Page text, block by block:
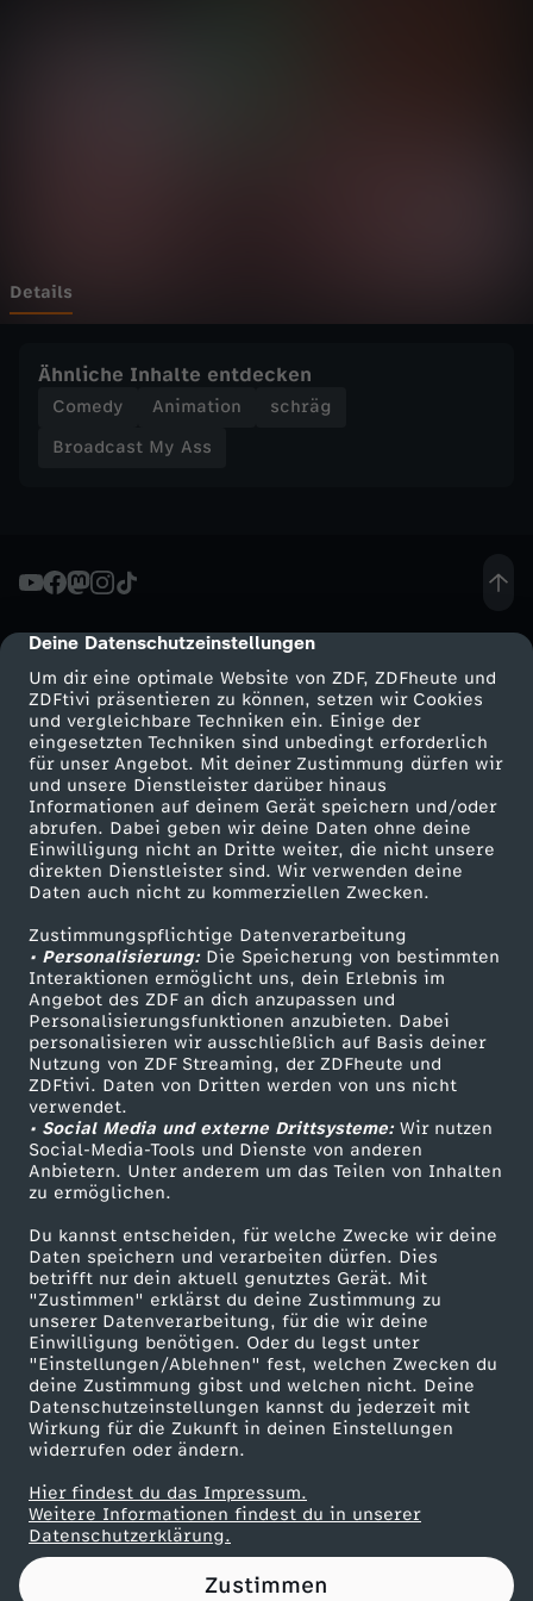
cmp-dialog-description
Deine Datenschutzeinstellungen
Um dir eine optimale Website von ZDF, ZDFheute und
ZDFtivi präsentieren zu können, setzen wir Cookies
und vergleichbare Techniken ein. Einige der
eingesetzten Techniken sind unbedingt erforderlich
für unser Angebot. Mit deiner Zustimmung dürfen wir
und unsere Dienstleister darüber hinaus
Informationen auf deinem Gerät speichern und/oder
abrufen. Dabei geben wir deine Daten ohne deine
Einwilligung nicht an Dritte weiter, die nicht unsere
direkten Dienstleister sind. Wir verwenden deine
Daten auch nicht zu kommerziellen Zwecken.
Zustimmungspflichtige Datenverarbeitung
• Personalisierung:Die Speicherung von bestimmten
Interaktionen ermöglicht uns, dein Erlebnis im
Angebot des ZDF an dich anzupassen und
Personalisierungsfunktionen anzubieten. Dabei
personalisieren wir ausschließlich auf Basis deiner
Nutzung von ZDF Streaming, der ZDFheute und
ZDFtivi. Daten von Dritten werden von uns nicht
verwendet.
• Social Media und externe Drittsysteme:Wir nutzen
Social-Media-Tools und Dienste von anderen
Anbietern. Unter anderem um das Teilen von Inhalten
zu ermöglichen.
Du kannst entscheiden, für welche Zwecke wir deine
Daten speichern und verarbeiten dürfen. Dies
betrifft nur dein aktuell genutztes Gerät. Mit
"Zustimmen" erklärst du deine Zustimmung zu
unserer Datenverarbeitung, für die wir deine
Einwilligung benötigen. Oder du legst unter
"Einstellungen/Ablehnen" fest, welchen Zwecken du
deine Zustimmung gibst und welchen nicht. Deine
Datenschutzeinstellungen kannst du jederzeit mit
Wirkung für die Zukunft in deinen Einstellungen
widerrufen oder ändern.
Hier findest du das Impressum.
Weitere Informationen findest du in unserer
Datenschutzerklärung.
Zustimmen
s
-
r
F
A
K
E
L
O
V
E
B
T
S
-
T
e
a
s
e
Details
Ähnliche Inhalte entdecken
Comedy Animation
schräg
Broadcast My Ass
Mehr ZDF
ZDF-Apps
Smart TV
ZDFtext
Livestreams
Sendungen A-Z
TV-Programm
Service
ZDFmitreden
Kontakt zum ZDF
Tickets
Zuschauerservice
Hilfe
ZDF Unternehmen
Karriere
ZDF goes Schule
Werbefernsehen
Mainzelmännchen
Partner